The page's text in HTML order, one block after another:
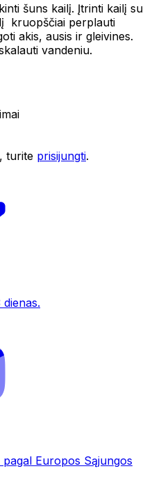
šuns kailį. Įtrinti kailį su
kruopščiai perplauti
akis, ausis ir gleivines.
vandeniu.
turite prisijungti.
Europos Sąjungos